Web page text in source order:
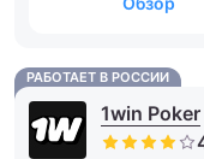
РАБОТАЕТ В РОССИИ
1win Poker